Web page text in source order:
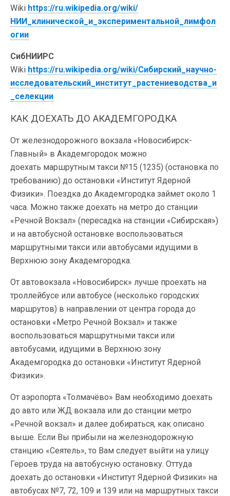
Wiki https://ru.wikipedia.org/wiki/
НИИ_клинической_и_экспериментальной_лимфол
огии
СибНИИРС
Wiki https://ru.wikipedia.org/wiki/Сибирский_научно-
исследовательский_институт_растениеводства_и
_селекции
КАК ДОЕХАТЬ ДО АКАДЕМГОРОДКА
От железнодорожного вокзала «Новосибирск-
Главный» в Академгородок можно
доехать маршрутным такси №15 (1235) (остановка по
требованию) до остановки «Институт Ядерной
Физики». Поездка до Академгородка займет около 1
часа. Можно также доехать на метро до станции
«Речной Вокзал» (пересадка на станции «Сибирская»)
и на автобусной остановке воспользоваться
маршрутными такси или автобусами идущими в
Верхнюю зону Академгородка.
От автовокзала «Новосибирск» лучше проехать на
троллейбусе или автобусе (несколько городских
маршрутов) в направлении от центра города до
остановки «Метро Речной Вокзал» и также
воспользоваться маршрутными такси или
автобусами, идущими в Верхнюю зону
Академгородка до остановки «Институт Ядерной
Физики».
От аэропорта «Толмачёво» Вам необходимо доехать
до авто или ЖД вокзала или до станции метро
«Речной вокзал» и далее добираться, как описано
выше. Если Вы прибыли на железнодорожную
станцию «Сеятель», то Вам следует выйти на улицу
Героев труда на автобусную остановку. Оттуда
доехать до остановки «Институт Ядерной Физики» на
автобусах №7, 72, 109 и 139 или на маршрутных такси